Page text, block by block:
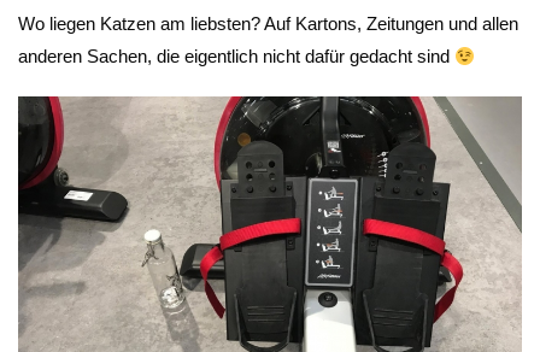
Wo liegen Katzen am liebsten? Auf Kartons, Zeitungen und allen
anderen Sachen, die eigentlich nicht dafür gedacht sind